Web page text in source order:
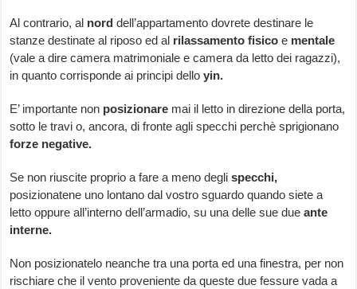
Al contrario, al nord dell’appartamento dovrete destinare le
stanze destinate al riposo ed al rilassamento fisico e mentale
(vale a dire camera matrimoniale e camera da letto dei ragazzi),
in quanto corrisponde ai principi delloyin.
E’ importante non posizionare mai il letto in direzione della porta,
sotto le travi o, ancora, di fronte agli specchi perchè sprigionano
forze negative.
Se non riuscite proprio a fare a meno degli specchi,
posizionatene uno lontano dal vostro sguardo quando siete a
letto oppure all’interno dell’armadio, su una delle sue dueante
interne.
Non posizionatelo neanche tra una porta ed una finestra, per non
rischiare che il vento proveniente da queste due fessure vada a